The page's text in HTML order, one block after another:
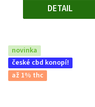
DETAIL
novinka
české cbd konopí!
až 1% thc